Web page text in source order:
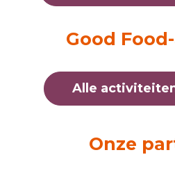
Good
Alle
Onze